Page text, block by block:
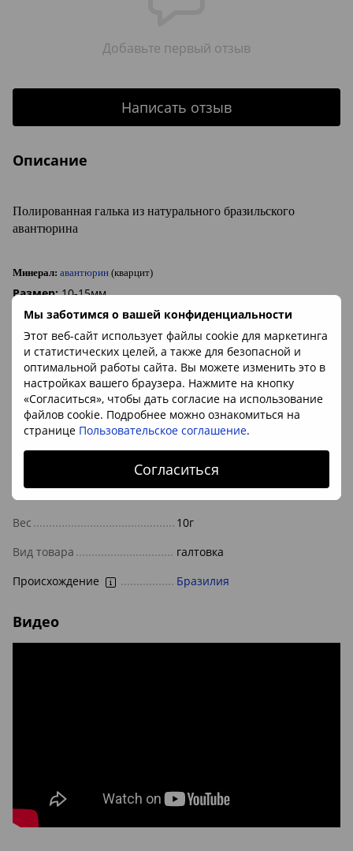
Мы заботимся о вашей конфиденциальности
Этот веб-сайт использует файлы cookie для маркетинга
и статистических целей, а также для безопасной и
оптимальной работы сайта. Вы можете изменить это в
настройках вашего браузера. Нажмите на кнопку
«Согласиться», чтобы дать согласие на использование
файлов cookie. Подробнее можно ознакомиться на
странице Пользовательское соглашение.
Согласиться
Добавьте первый отзыв
Написать отзыв
Описание
Полированная галька из натурального бразильского
авантюрина
Минерал: авантюрин (кварцит)
Размер:10-15мм
Происхождение камня:Бразилия
Характеристики
Камень/минерал
авантюрин
Знак Зодиака
Овен, Рак, Рыбы, Телец
ок. 10-15мм
Цвет
зелёный
Вес
10г
Вид товара
галтовка
Происхождение
Бразилия
Видео